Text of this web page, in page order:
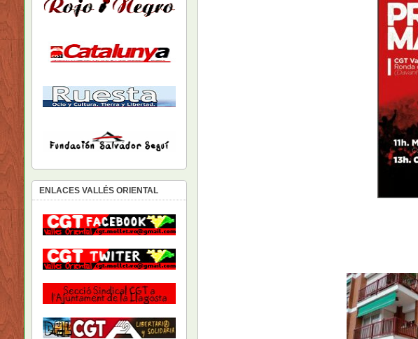
ENLACES VALLÉS ORIENTAL